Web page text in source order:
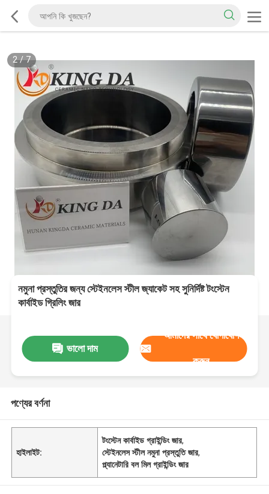
2/7
নমুনা প্রস্তুতির জন্য স্টেইনলেস স্টীল জ্যাকেট সহ সুনির্দিষ্ট টংস্টেন
কার্বাইড গ্রিলিং জার
ভালো দাম
আমাদের সাথে যোগাযোগ
করুন
পণ্যের বর্ণনা
হাইলাইট:
টংস্টেন কার্বাইড গ্রাইন্ডিং জার,
স্টেইনলেস স্টীল নমুনা প্রস্তুতি জার,
প্ল্যানেটারি বল মিল গ্রাইন্ডিং জার